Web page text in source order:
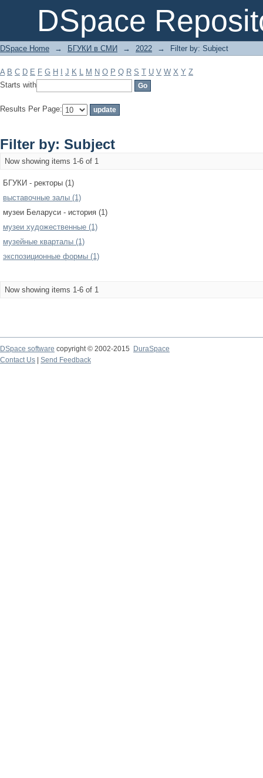
DSpace
Filter by: Subject
DSpace Home → БГУКИ в СМИ → 2022 → Filter by: Subject
A B C D E F G H J K L M N O P Q R S T U V W X Y Z
Starts with
Results Per Page:
Filter by: Subject
Now showing items 1-6 of 1
БГУКИ - ректоры (1)
выставочные залы (1)
музеи Беларуси - история (1)
музеи художественные (1)
музейные кварталы (1)
экспозиционные формы (1)
Now showing items 1-6 of 1
DSpace software copyright © 2002-2015
DuraSpace
Contact Us
Send Feedback